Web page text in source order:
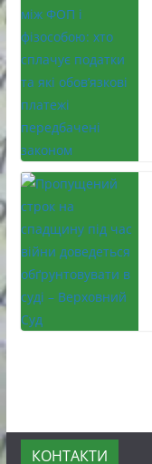
КОНТАКТИ